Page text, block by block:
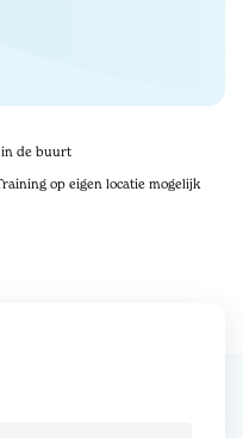
in de buurt
op eigen locatie mogelijk